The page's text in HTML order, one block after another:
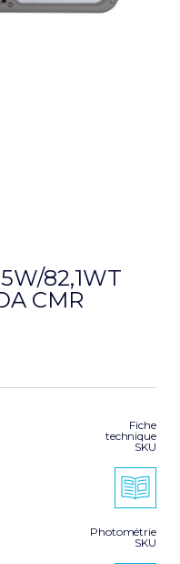
82,1WT
CMR
Fiche
technique
SKU
Photométrie
SKU